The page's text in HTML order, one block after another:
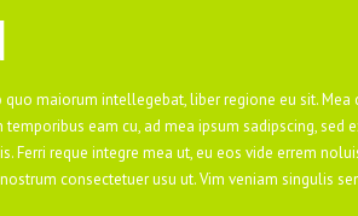
maiorum intellegebat, liber regione eu sit.
eam cu, ad mea ipsum sadipscing,
Ferri reque integre mea ut, eu eos vide errem
consectetuer usu ut. Vim veniam singulis